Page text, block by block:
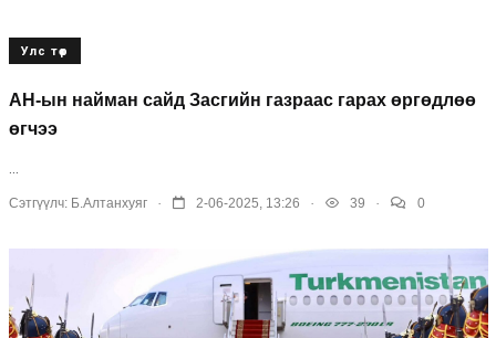
Улс төр
АН-ын найман сайд Засгийн газраас гарах өргөдлөө
өгчээ
Сэтгүүлч: Б.Алтанхуяг . 2-06-2025, 13:26 . 39 . 0